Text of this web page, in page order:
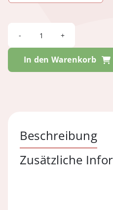
-
Goldfarbe
In den Warenkorb
Beschreibung
Zusätzliche